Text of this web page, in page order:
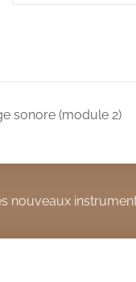
sonore (module 2)
nouveaux